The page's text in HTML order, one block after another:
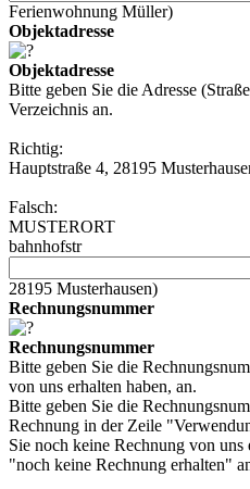
Ferienwohnung Müller)
Objektadresse
Objektadresse
Bitte geben Sie die Adresse
Verzeichnis an.
Richtig:
Hauptstraße 4, 28195
Falsch:
MUSTERORT
bahnhofstr
28195 Musterhausen)
Rechnungsnummer
Rechnungsnummer
Bitte geben Sie die
von uns erhalten haben, an.
Bitte geben Sie die
Rechnung in der Zeile
Sie noch keine Rechnung von uns
"noch keine Rechnung erhalten"